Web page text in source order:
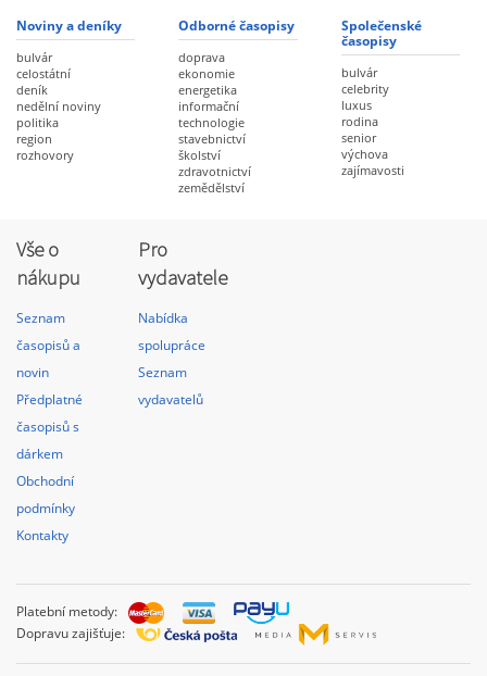
Noviny a deníky
bulvár
celostátní
deník
nedělní noviny
politika
region
rozhovory
Odborné časopisy
doprava
ekonomie
energetika
informační
technologie
stavebnictví
školství
zdravotnictví
zemědělství
Společenské
časopisy
bulvár
celebrity
luxus
rodina
senior
výchova
zajímavosti
Vše o
nákupu
Seznam
časopisů a
novin
Předplatné
časopisů s
dárkem
Obchodní
podmínky
Kontakty
Pro
vydavatele
Nabídka
spolupráce
Seznam
vydavatelů
Platební metody:
Dopravu zajišťuje: